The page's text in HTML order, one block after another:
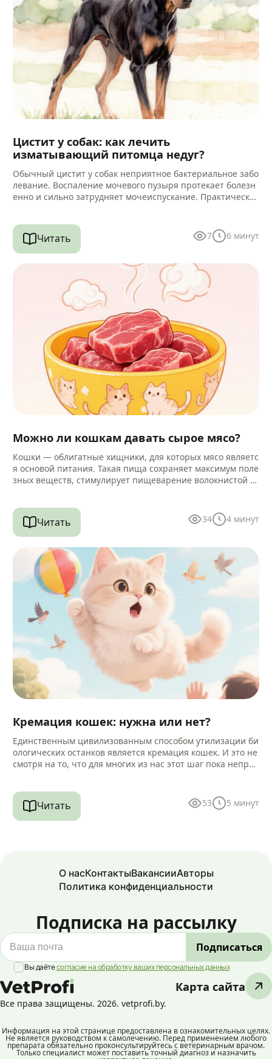
Цистит у собак: как лечить
изматывающий питомца недуг?
Обычный цистит у собак неприятное бактериальное забо
левание. Воспаление мочевого пузыря протекает болезн
енно и сильно затрудняет мочеиспускание. Практически
Читать 7 6 минут
Можно ли кошкам давать сырое мясо?
Кошки — облигатные хищники, для которых мясо являетс
я основой питания. Такая пища сохраняет максимум поле
зных веществ, стимулирует пищеварение волокнистой ст
Читать 34 4 минут
Кремация кошек: нужна или нет?
Единственным цивилизованным способом утилизации би
ологических останков является кремация кошек. И это не
смотря на то, что для многих из нас этот шаг пока непри
Читать 53 5 минут
О насКонтактыВакансииАвторы
Политика конфиденциальности
Карта сайта
Все права защищены. 2026. vetprofi.by.
Подписка на рассылку
Вы даётесогласие на обработку ваших персональных данных
Информация на этой странице предоставлена в ознакомительных целях.
Не является руководством к самолечению. Перед применением любого
препарата обязательно проконсультируйтесь с ветеринарным врачом.
Только специалист может поставить точный диагноз и назначить